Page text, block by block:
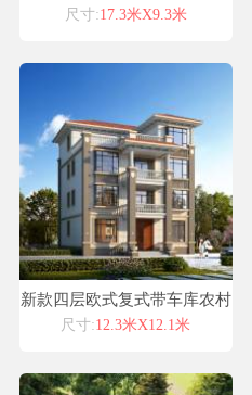
别墅图纸设计
尺寸:17.3米X9.3米
新款四层欧式复式带车库农村
自建别墅施工图纸全套喜天下
尺寸:12.3米X12.1米